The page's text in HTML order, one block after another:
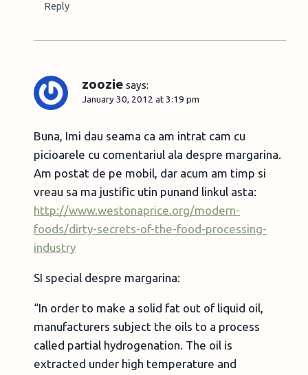
Reply
zoozie says:
January 30, 2012 at 3:19 pm
Buna, Imi dau seama ca am intrat cam cu
picioarele cu comentariul ala despre margarina.
Am postat de pe mobil, dar acum am timp si
vreau sa ma justific utin punand linkul asta:
http://www.westonaprice.org/modern-
foods/dirty-secrets-of-the-food-processing-
industry
SI special despre margarina:
“In order to make a solid fat out of liquid oil,
manufacturers subject the oils to a process
called partial hydrogenation. The oil is
extracted under high temperature and